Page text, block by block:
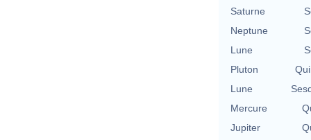
Saturne
Neptune
Lune
Pluton
Lune
Mercure
Jupiter